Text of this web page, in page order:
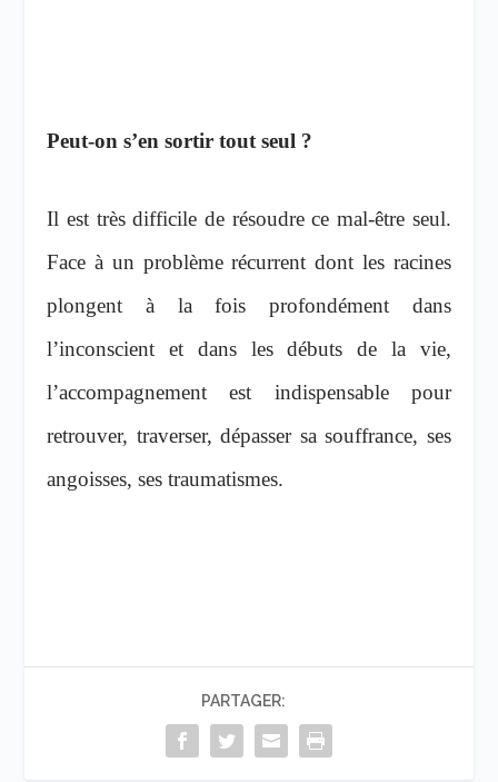
Peut-on s’en sortir tout seul ?
Il est très difficile de résoudre ce mal-être seul.
Face à un problème récurrent dont les racines
plongent à la fois profondément dans
l’inconscient et dans les débuts de la vie,
l’accompagnement est indispensable pour
retrouver, traverser, dépasser sa souffrance, ses
angoisses, ses traumatismes.
PARTAGER: